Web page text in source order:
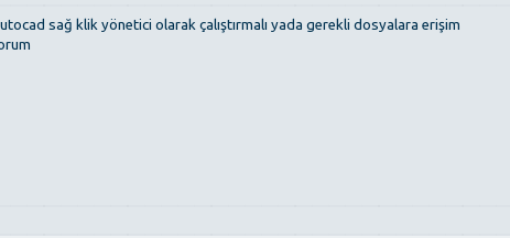
sağ klik yönetici olarak çalıştırmalı yada gerekli dosyalara erişim